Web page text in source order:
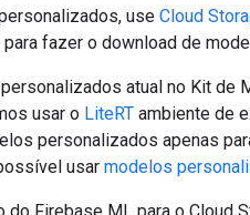
use Cloud
fazer o download de
atual no Kit de
usar o LiteRT ambiente de
personalizados apenas
usar modelos